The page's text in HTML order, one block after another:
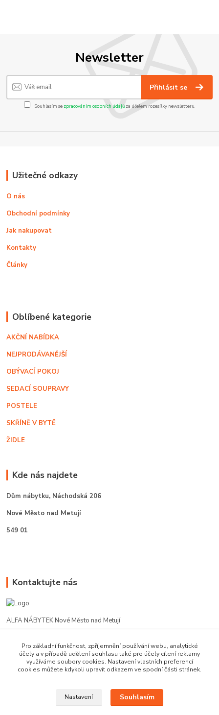
Newsletter
Přihlásit se
Souhlasím se zpracováním osobních údajůza účelem rozesílky newsletteru.
Užitečné odkazy
O nás
Obchodní podmínky
Jak nakupovat
Kontakty
Články
Oblíbené kategorie
AKČNÍ NABÍDKA
NEJPRODÁVANĚJŠÍ
OBÝVACÍ POKOJ
SEDACÍ SOUPRAVY
POSTELE
SKŘÍNĚ V BYTĚ
ŽIDLE
Kde nás najdete
Dům nábytku, Náchodská 206
Nové Město nad Metují
549 01
Kontaktujte nás
ALFA NÁBYTEK Nové Město nad Metují
602 412 331
alfanm@seznam.cz
Pro základní funkčnost, zpříjemnění používání webu, analytické
účely a v případě udělení souhlasu také pro účely cílení reklamy
využíváme soubory cookies. Nastavení vlastních preferencí
cookies můžete kdykoli upravit odkazem ve spodní části stránek.
Nastavení Souhlasím